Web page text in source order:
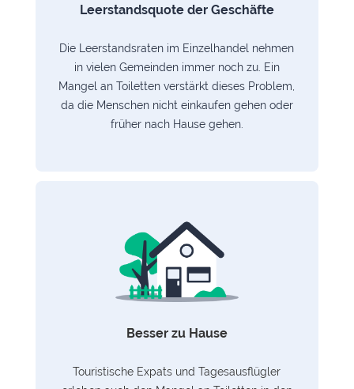
Leerstandsquote der Geschäfte
Die Leerstandsraten im Einzelhandel nehmen
in vielen Gemeinden immer noch zu. Ein
Mangel an Toiletten verstärkt dieses Problem,
da die Menschen nicht einkaufen gehen oder
früher nach Hause gehen.
Besser zu Hause
Touristische Expats und Tagesausflügler